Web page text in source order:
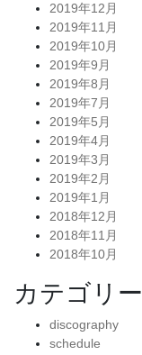
2019年12月
2019年11月
2019年10月
2019年9月
2019年8月
2019年7月
2019年5月
2019年4月
2019年3月
2019年2月
2019年1月
2018年12月
2018年11月
2018年10月
カテゴリー
discography
schedule